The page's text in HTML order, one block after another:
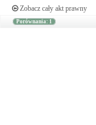
Zobacz cały akt prawny
Porównania: 1